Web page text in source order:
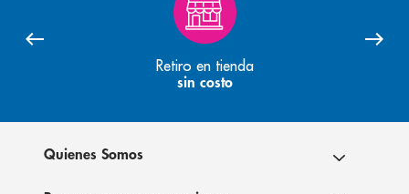
Retiro en tienda
sin costo
Quienes Somos